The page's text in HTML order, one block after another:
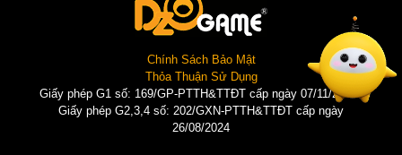
Chính Sách Bảo Mật
Thỏa Thuận Sử Dụng
Giấy phép G1 số: 169/GP-PTTH&TTĐT cấp ngày 07/11/2025 |
Giấy phép G2,3,4 số: 202/GXN-PTTH&TTĐT cấp ngày
26/08/2024